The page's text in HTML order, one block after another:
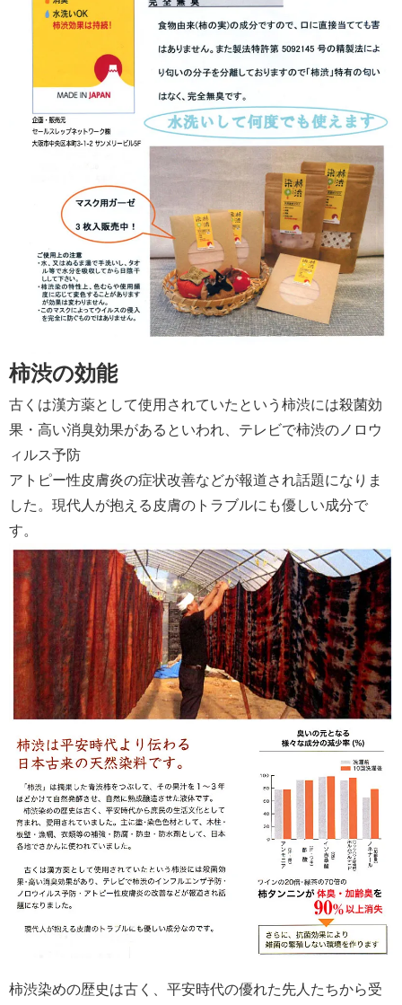
柿渋の効能
古くは漢方薬として使用されていたという柿渋には殺菌効
果・高い消臭効果があるといわれ、テレビで柿渋のノロウ
ィルス予防
アトピー性皮膚炎の症状改善などが報道され話題になりま
した。現代人が抱える皮膚のトラブルにも優しい成分で
す。
柿渋染めの歴史は古く、平安時代の優れた先人たちから受